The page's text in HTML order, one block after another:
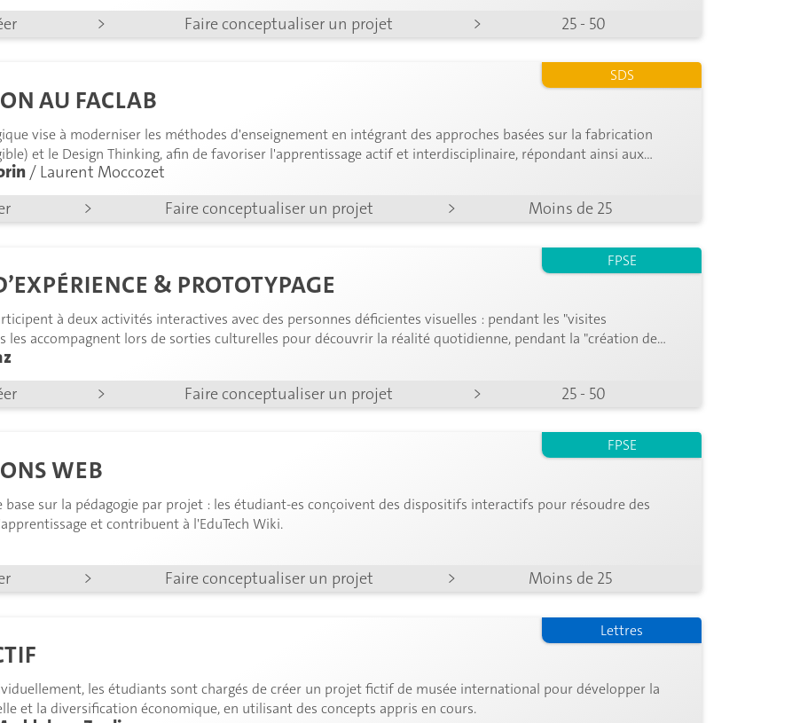
> Faire conceptualiser un projet > 25 - 50
AU FACLAB
/ Laurent Moccozet
SDS
> Faire conceptualiser un projet > Moins de 25
vise à moderniser les méthodes d'enseignement en intégrant des approches basées sur la fabrication
et le Design Thinking, afin de favoriser l'apprentissage actif et interdisciplinaire, répondant ainsi aux
numérique.
& PROTOTYPAGE
FPSE
> Faire conceptualiser un projet > 25 - 50
à deux activités interactives avec des personnes déficientes visuelles : pendant les "visites
les accompagnent lors de sorties culturelles pour découvrir la réalité quotidienne, pendant la "création de
conçoivent des adaptations innovantes d'objets de la vie quotidienne visant à améliorer leur accessibilité.
WEB
FPSE
> Faire conceptualiser un projet > Moins de 25
base sur la pédagogie par projet : les étudiant-es conçoivent des dispositifs interactifs pour résoudre des
et contribuent à l'EduTech Wiki.
Lettres
les étudiants sont chargés de créer un projet fictif de musée international pour développer la
et la diversification économique, en utilisant des concepts appris en cours.